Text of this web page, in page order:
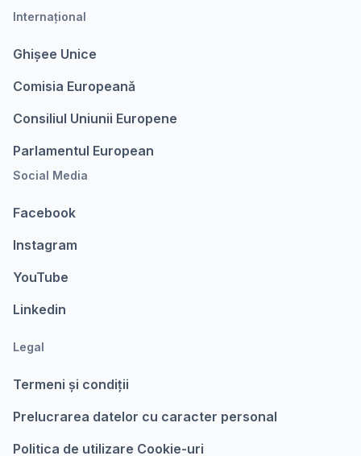
Internațional
Ghișee Unice
Comisia Europeanǎ
Consiliul Uniunii Europene
Parlamentul European
Social Media
Facebook
Instagram
YouTube
Linkedin
Legal
Termeni şi condiții
Prelucrarea datelor cu caracter personal
Politica de utilizare Cookie-uri